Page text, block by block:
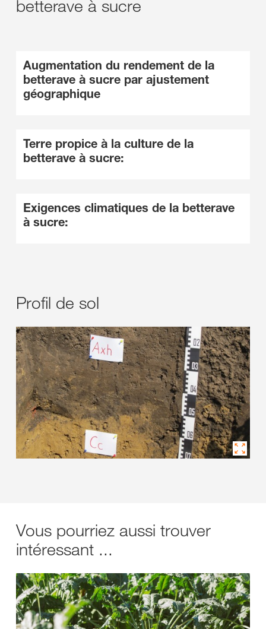
betterave à sucre
Augmentation du rendement de la
betterave à sucre par ajustement
géographique
Terre propice à la culture de la
betterave à sucre:
Exigences climatiques de la betterave
à sucre:
Profil de sol
Vous pourriez aussi trouver
intéressant ...